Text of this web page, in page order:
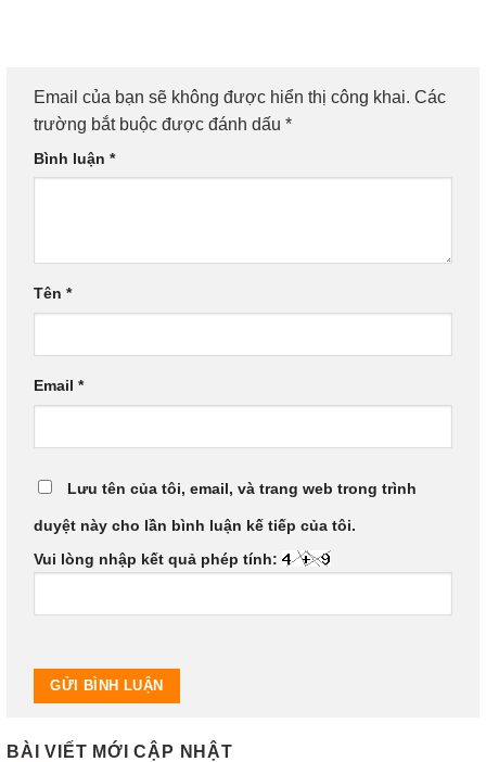
Email của bạn sẽ không được hiển thị công khai. Các
trường bắt buộc được đánh dấu *
Bình luận *
Tên *
Email *
Lưu tên của tôi, email, và trang web trong trình
duyệt này cho lần bình luận kế tiếp của tôi.
Vui lòng nhập kết quả phép tính:
BÀI VIẾT MỚI CẬP NHẬT